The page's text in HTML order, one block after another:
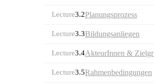
Lecture3.2Planungsprozess
Lecture3.3Bildungsanliegen
Lecture3.4AkteurInnen &
Lecture3.5Rahmenbedingungen